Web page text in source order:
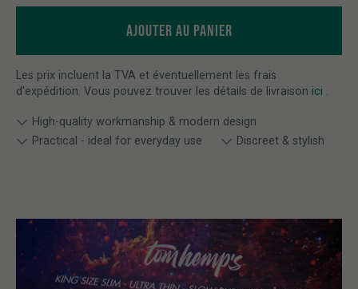
AJOUTER AU PANIER
Les prix incluent la TVA et éventuellement les frais
d'expédition. Vous pouvez trouver les détails de livraison ici .
High-quality workmanship & modern design
Practical - ideal for everyday use
Discreet & stylish